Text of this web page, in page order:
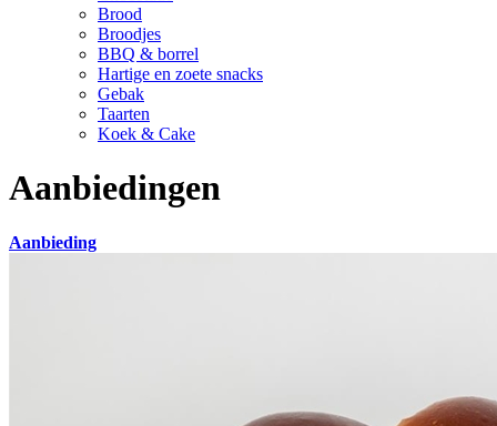
Brood
Broodjes
BBQ & borrel
Hartige en zoete snacks
Gebak
Taarten
Koek & Cake
Aanbiedingen
Aanbieding